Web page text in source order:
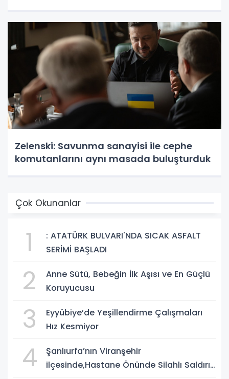
Zelenski: Savunma sanayisi ile cephe
komutanlarını aynı masada buluşturduk
Çok Okunanlar
1
: ATATÜRK BULVARI'NDA SICAK ASFALT
SERİMİ BAŞLADI
2
Anne Sütü, Bebeğin İlk Aşısı ve En Güçlü
Koruyucusu
3
Eyyübiye’de Yeşillendirme Çalışmaları
Hız Kesmiyor
4
Şanlıurfa’nın Viranşehir
ilçesinde,Hastane Önünde Silahlı Saldırı: